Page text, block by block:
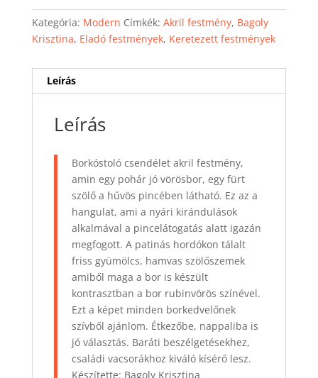
Kategória: Modern Címkék: Akril festmény, Bagoly
Krisztina, Eladó festmények, Keretezett festmények
Leírás
Leírás
Borkóstoló csendélet akril festmény,
amin egy pohár jó vörösbor, egy fürt
szölő a hűvös pincében látható. Ez az a
hangulat, ami a nyári kirándulások
alkalmával a pincelátogatás alatt igazán
megfogott. A patinás hordókon tálalt
friss gyümölcs, hamvas szölőszemek
amiből maga a bor is készült
kontrasztban a bor rubinvörös színével.
Ezt a képet minden borkedvelőnek
szívből ajánlom. Étkezőbe, nappaliba is
jó választás. Baráti beszélgetésekhez,
családi vacsorákhoz kiváló kísérő lesz.
Készítette: Bagoly Krisztina